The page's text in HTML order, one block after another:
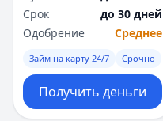
Срок
до 30 дней
Одобрение
Среднее
Займ на карту 24/7 Срочно
Получить деньги